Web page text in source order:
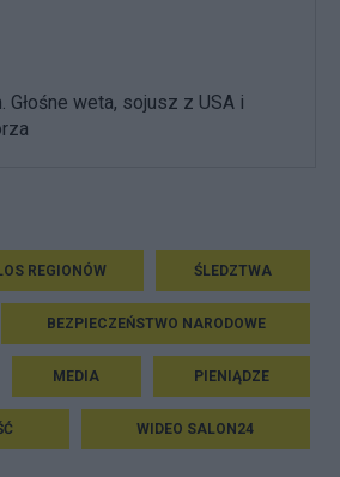
Głośne weta, sojusz z USA i
REGIONÓW ŚLEDZTWA
BEZPIECZEŃSTWO NARODOWE
MEDIA PIENIĄDZE
WIDEO SALON24